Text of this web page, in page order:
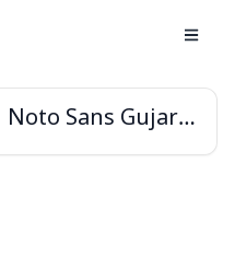
Noto Sans Gujarati